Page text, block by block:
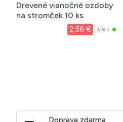
Drevené vianočné ozdoby
na stromček 10 ks
2,56 € 3,78 €
Doprava zdarma